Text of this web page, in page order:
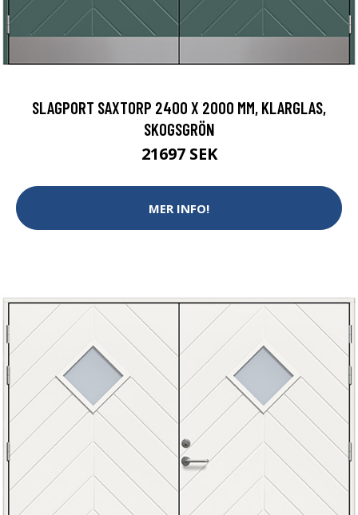
SLAGPORT SAXTORP 2400 X 2000 MM, KLARGLAS,
SKOGSGRÖN
21697 SEK
MER INFO!